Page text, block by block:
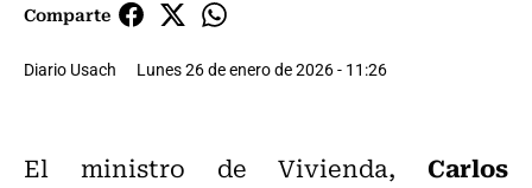
Comparte
Diario Usach Lunes 26 de enero de 2026 - 11:26
El ministro de Vivienda, Carlos